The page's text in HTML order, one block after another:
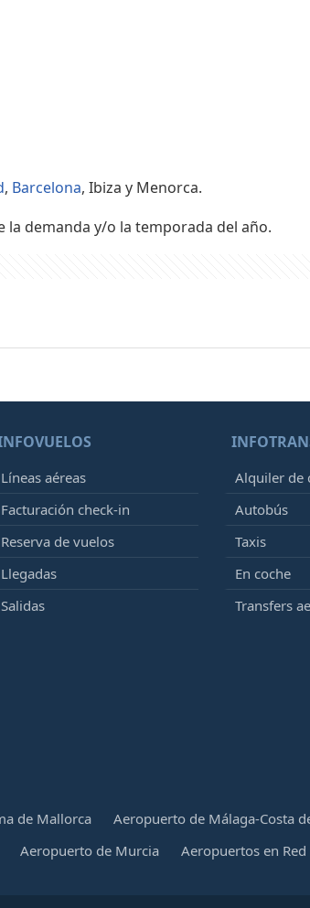
, Barcelona, Ibiza y Menorca.
demanda y/o la temporada del año.
Líneas aéreas
Facturación check-in
Reserva de vuelos
Llegadas
Salidas
Alquiler de
Autobús
Taxis
En coche
Transfers
de Mallorca
Aeropuerto de Málaga-Costa
Aeropuerto de Murcia Aeropuertos en Red